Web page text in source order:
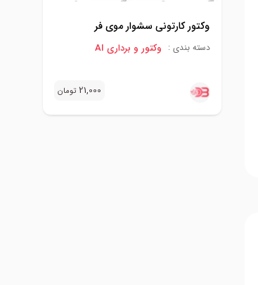
وکتور کارتونی سشوار موی فر
دسته بندی : وکتور و برداری AI
21,000 تومان